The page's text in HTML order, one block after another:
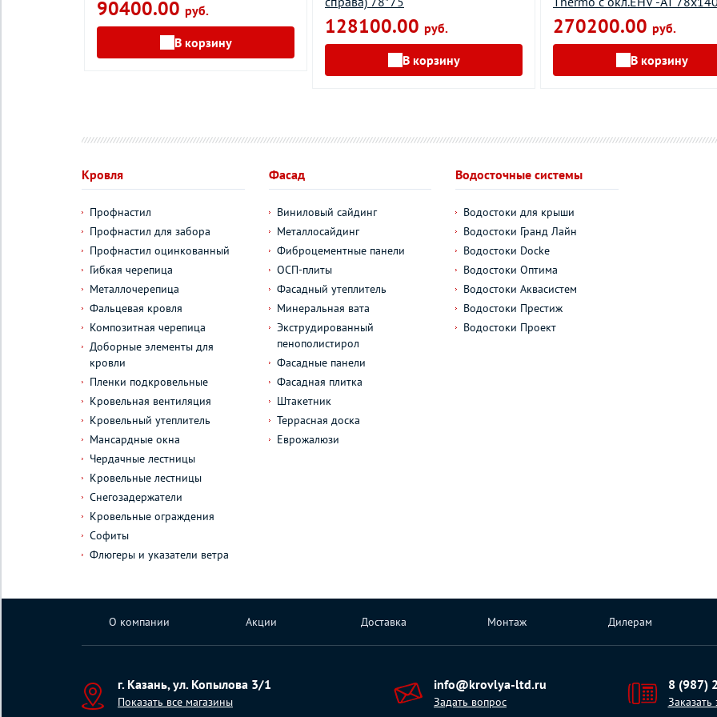
90400.00 руб.
В корзину
128100.00 руб.
В корзину
270200.00 руб.
В корзину
Кровля
Профнастил
Профнастил для забора
Профнастил оцинкованный
Гибкая черепица
Металлочерепица
Фальцевая кровля
Композитная черепица
Доборные элементы для
кровли
Пленки подкровельные
Кровельная вентиляция
Кровельный утеплитель
Мансардные окна
Чердачные лестницы
Кровельные лестницы
Снегозадержатели
Кровельные ограждения
Софиты
Флюгеры и указатели ветра
Фасад
Виниловый сайдинг
Металлосайдинг
Фиброцементные панели
ОСП-плиты
Фасадный утеплитель
Минеральная вата
Экструдированный
пенополистирол
Фасадные панели
Фасадная плитка
Штакетник
Террасная доска
Еврожалюзи
Водосточные системы
Водостоки для крыши
Водостоки Гранд Лайн
Водостоки Docke
Водостоки Оптима
Водостоки Аквасистем
Водостоки Престиж
Водостоки Проект
О компании Акции Доставка Монтаж Дилерам
г. Казань, ул. Копылова 3/1
Показать все магазины
info@krovlya-ltd.ru
Задать вопрос
8 (987)
Заказать